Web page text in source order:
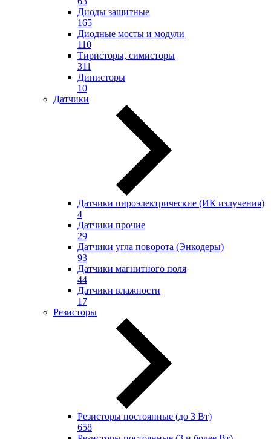
Диоды защитные
165
Диодные мосты и модули
110
Тиристоры, симисторы
311
Динисторы
10
Датчики
Датчики пироэлектрические (ИК излучения)
4
Датчики прочие
29
Датчики угла поворота (Энкодеры)
93
Датчики магнитного поля
44
Датчики влажности
17
Резисторы
Резисторы постоянные (до 3 Вт)
658